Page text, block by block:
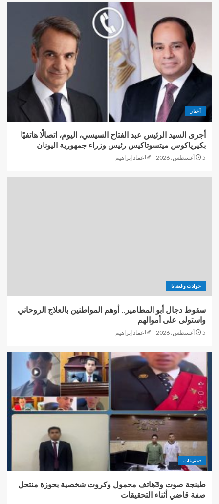
أخبار
أجرى السيد الرئيس عبد الفتاح السيسي، اليوم، اتصالًا هاتفيًا
بكيرياكوس ميتسوتاكيس رئيس وزراء جمهورية اليونان
5 أغسطس، 2026 عماد إبراهيم
حوادث وقضايا
سقوط دجال أبو المطامير.. أوهم المواطنين بالعلاج الروحاني
واستولى على أموالهم
5 أغسطس، 2026 عماد إبراهيم
تحقيقات
طبنجة صوت و3هاتف محمول وكروت شخصية بحوزة منتحل
صفة قاضي أثناء التحقيقات